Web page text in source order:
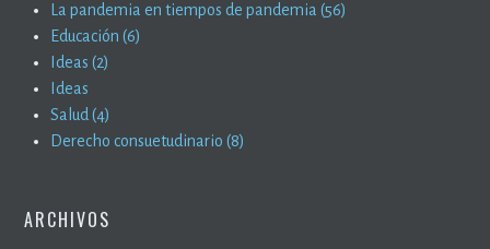
La pandemia en tiempos de pandemia (56)
Educación (6)
Ideas (2)
Ideas
Salud (4)
Derecho consuetudinario (8)
ARCHIVOS